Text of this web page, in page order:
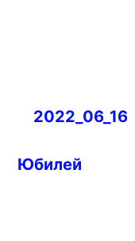
Навигация
записям
2022_06_16
Юбилей